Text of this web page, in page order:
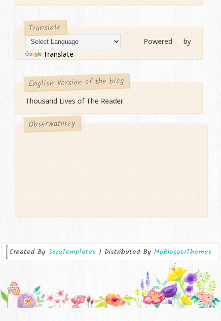
Translate
Powered by
Translate
English Version of the blog
Thousand Lives of The Reader
Obserwatorzy
Created By SoraTemplates | Distributed By MyBloggerThemes